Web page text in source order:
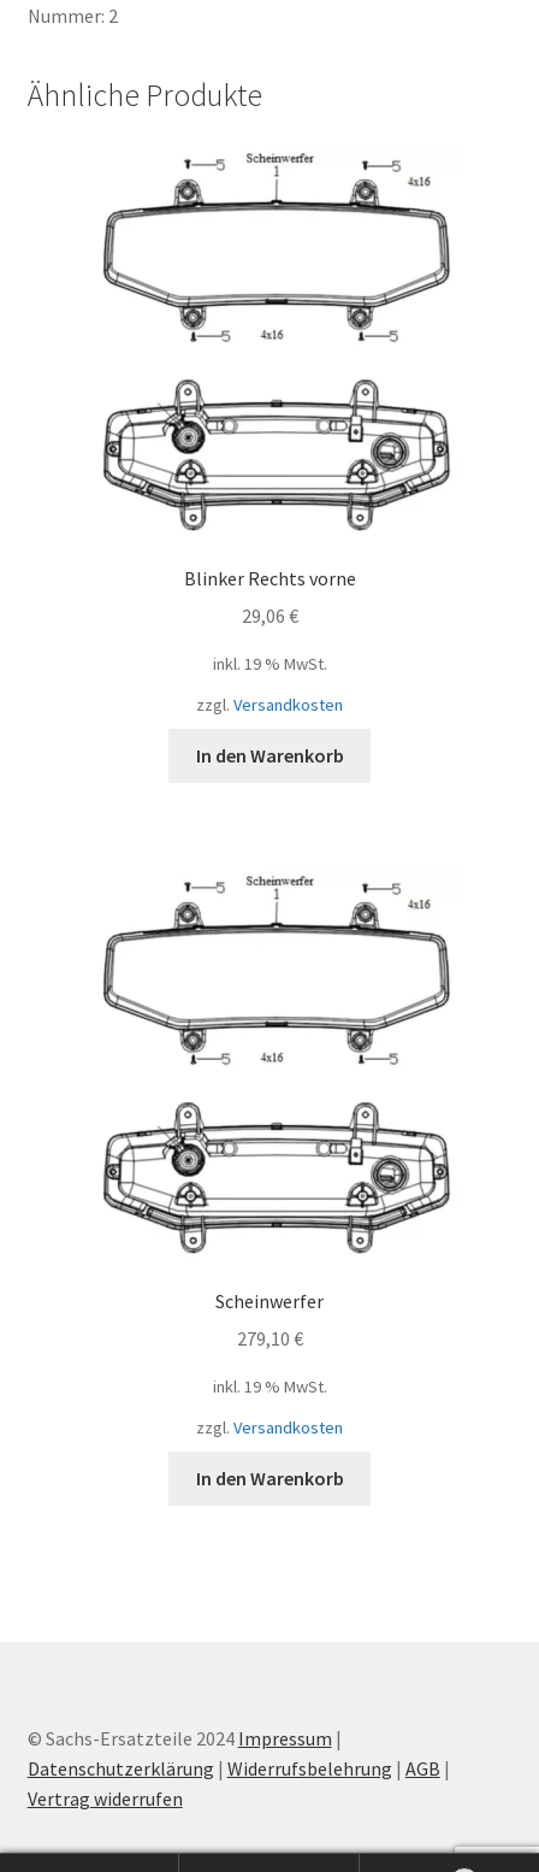
Nummer: 2
Ähnliche Produkte
Blinker Rechts vorne
29,06 €
inkl. 19 % MwSt.
zzgl. Versandkosten
In den Warenkorb
Scheinwerfer
279,10 €
inkl. 19 % MwSt.
zzgl. Versandkosten
In den Warenkorb
© Sachs-Ersatzteile 2024 Impressum |
Datenschutzerklärung | Widerrufsbelehrung | AGB |
Vertrag widerrufen